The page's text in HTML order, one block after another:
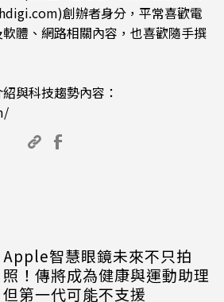
創辦者身分，平常喜歡電
體、網路相關內容，也喜歡隨手撰
與科技趨勢內容：
Apple智慧眼鏡未來不只拍
照！傳將成為健康與運動助理
但第一代可能不支援